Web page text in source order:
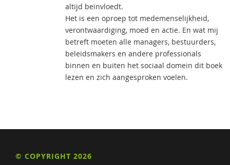
altijd beïnvloedt.
Het is een oproep tot medemenselijkheid,
verontwaardiging, moed en actie. En wat mij
betreft moeten alle managers, bestuurders,
beleidsmakers en andere professionals
binnen en buiten het sociaal domein dit boek
lezen en zich aangesproken voelen.
© COPYRIGHT 2026